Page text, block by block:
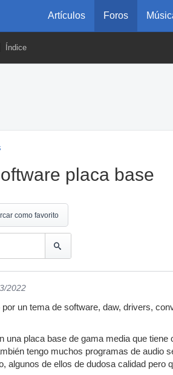
Artículos Foros
Índice
placa base
como favorito
2022
por un tema de software, daw, drivers,
una placa base de gama media que
tengo muchos programas de audio
algunos de ellos de dudosa calidad pero